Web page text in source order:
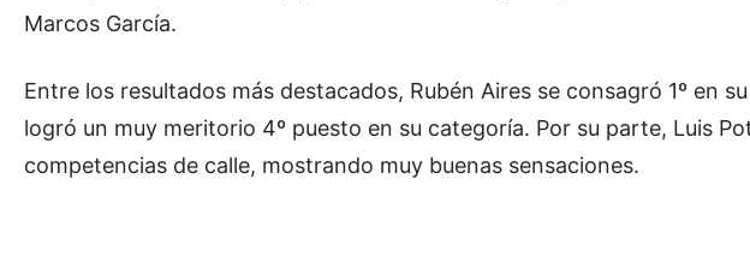
Marcos García.
Entre los resultados más destacados, Rubén Aires se consagró 1º en
logró un muy meritorio 4º puesto en su categoría. Por su parte, Luis
competencias de calle, mostrando muy buenas sensaciones.